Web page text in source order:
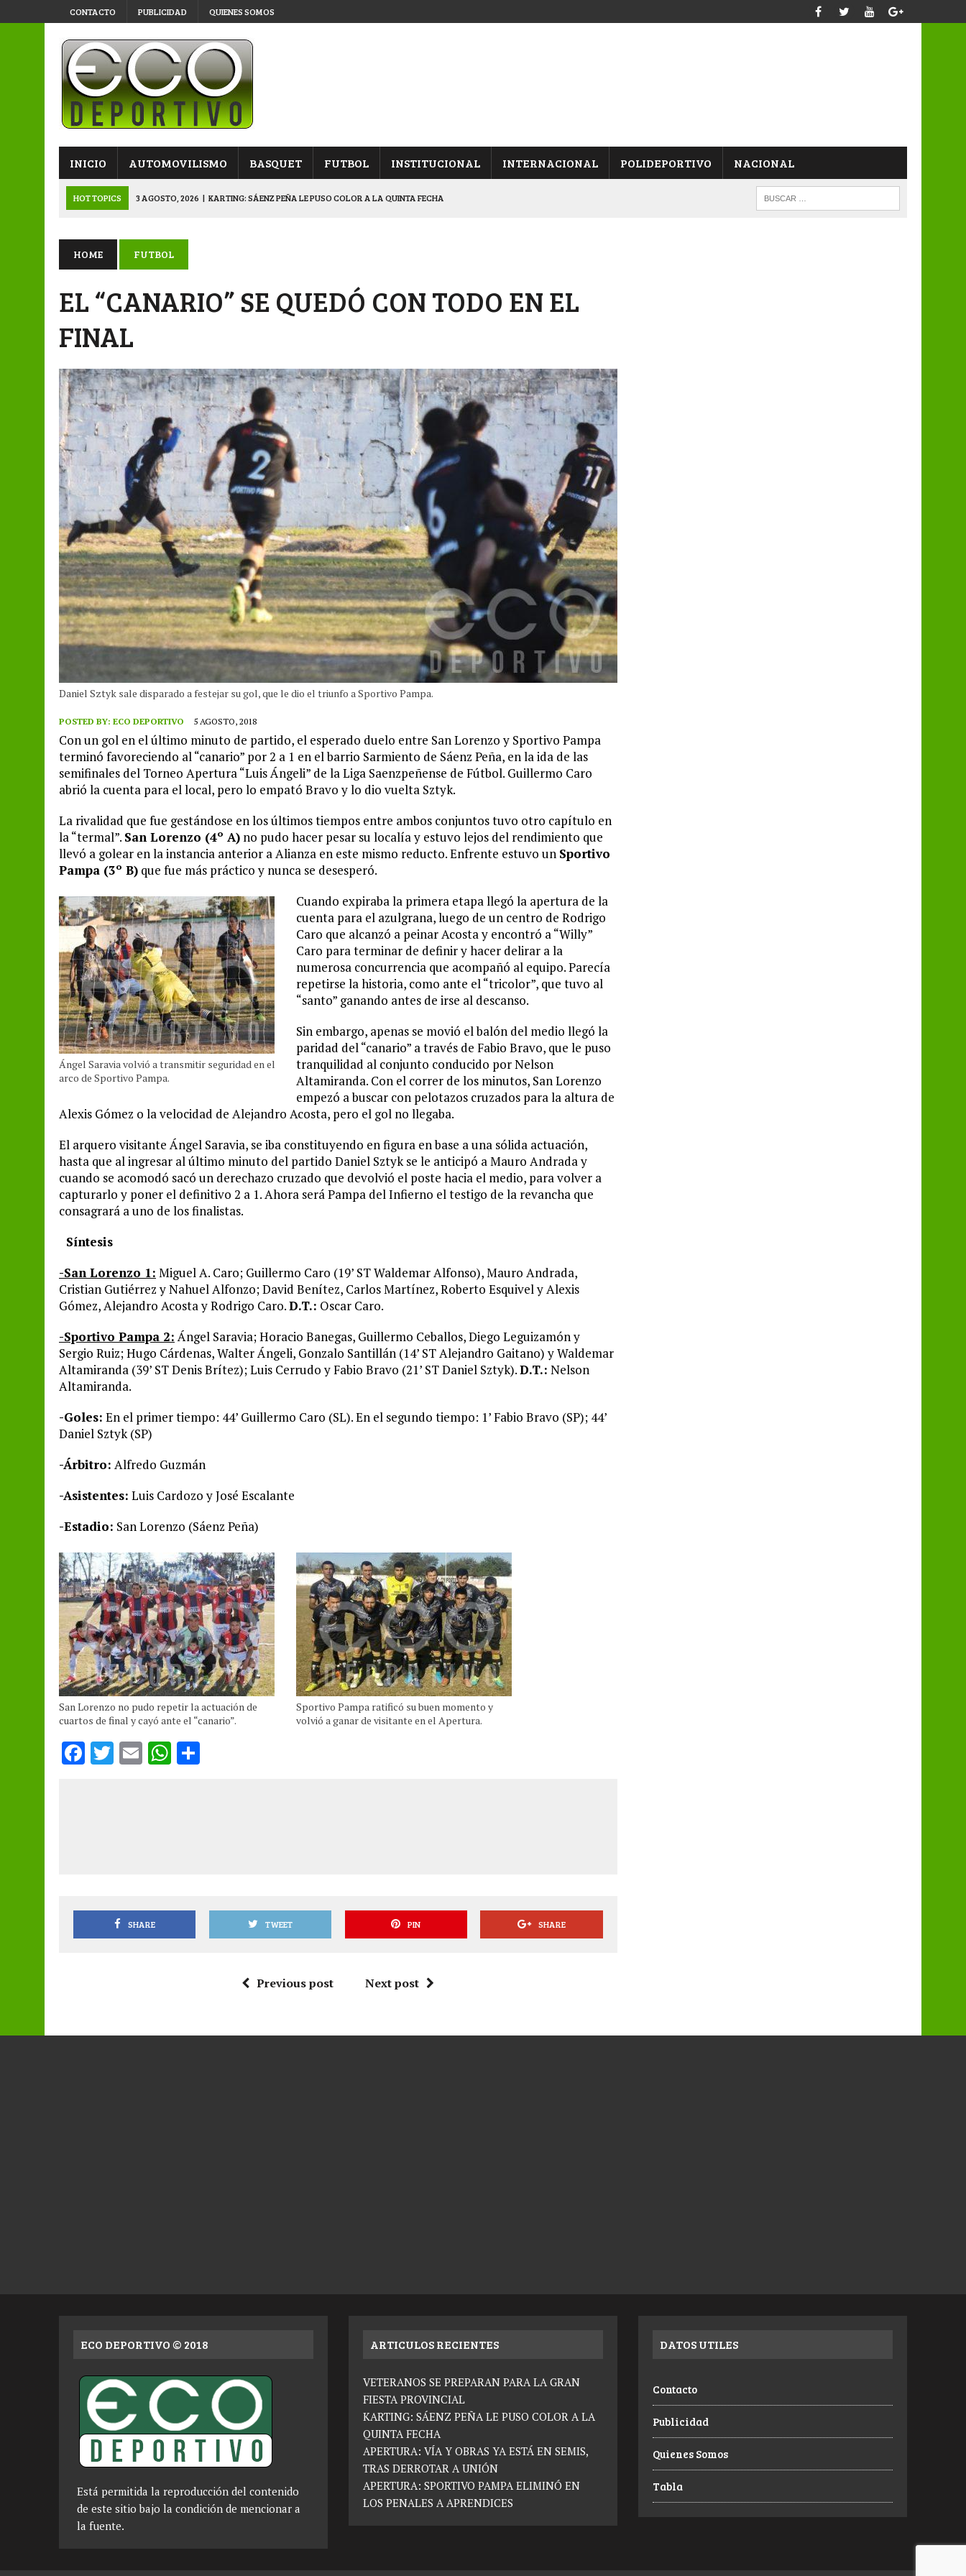
CONTACTO PUBLICIDAD QUIENES SOMOS
INICIO AUTOMOVILISMO BASQUET FUTBOL INSTITUCIONAL INTERNACIONAL POLIDEPORTIVO NACIONAL
HOT TOPICS 3 AGOSTO, 2026 | APERTURA: VÍA Y OBRAS YA ESTÁ EN SEMIS, TRAS DERROTAR A UNIÓN
4 AGOSTO, 2026 | VETERANOS SE PREPARAN PARA LA GRAN FIESTA PROVINCIAL
3 AGOSTO, 2026 KARTING: SÁENZ PEÑA LE PUSO COLOR A LA QUINTA FECHA
HOME FUTBOL
EL “CANARIO” SE QUEDÓ CON TODO EN EL
FINAL
Daniel Sztyk sale disparado a festejar su gol, que le dio el triunfo a Sportivo Pampa.
POSTED BY: ECO DEPORTIVO 5 AGOSTO, 2018
Con un gol en el último minuto de partido, el esperado duelo entre San Lorenzo y Sportivo Pampa
terminó favoreciendo al “canario” por 2 a 1 en el barrio Sarmiento de Sáenz Peña, en la ida de las
semifinales del Torneo Apertura “Luis Ángeli” de la Liga Saenzpeñense de Fútbol. Guillermo Caro
abrió la cuenta para el local, pero lo empató Bravo y lo dio vuelta Sztyk.
La rivalidad que fue gestándose en los últimos tiempos entre ambos conjuntos tuvo otro capítulo en
la “termal”. San Lorenzo (4º A) no pudo hacer pesar su localía y estuvo lejos del rendimiento que
llevó a golear en la instancia anterior a Alianza en este mismo reducto. Enfrente estuvo un Sportivo
Pampa (3º B) que fue más práctico y nunca se desesperó.
Ángel Saravia volvió a transmitir seguridad en el
arco de Sportivo Pampa.
Cuando expiraba la primera etapa llegó la apertura de la
cuenta para el azulgrana, luego de un centro de Rodrigo
Caro que alcanzó a peinar Acosta y encontró a “Willy”
Caro para terminar de definir y hacer delirar a la
numerosa concurrencia que acompañó al equipo. Parecía
repetirse la historia, como ante el “tricolor”, que tuvo al
“santo” ganando antes de irse al descanso.
Sin embargo, apenas se movió el balón del medio llegó la
paridad del “canario” a través de Fabio Bravo, que le puso
tranquilidad al conjunto conducido por Nelson
Altamiranda. Con el correr de los minutos, San Lorenzo
empezó a buscar con pelotazos cruzados para la altura de
Alexis Gómez o la velocidad de Alejandro Acosta, pero el gol no llegaba.
El arquero visitante Ángel Saravia, se iba constituyendo en figura en base a una sólida actuación,
hasta que al ingresar al último minuto del partido Daniel Sztyk se le anticipó a Mauro Andrada y
cuando se acomodó sacó un derechazo cruzado que devolvió el poste hacia el medio, para volver a
capturarlo y poner el definitivo 2 a 1. Ahora será Pampa del Infierno el testigo de la revancha que
consagrará a uno de los finalistas.
Síntesis
-San Lorenzo 1: Miguel A. Caro; Guillermo Caro (19’ ST Waldemar Alfonso), Mauro Andrada,
Cristian Gutiérrez y Nahuel Alfonzo; David Benítez, Carlos Martínez, Roberto Esquivel y Alexis
Gómez, Alejandro Acosta y Rodrigo Caro.D.T.: Oscar Caro.
-Sportivo Pampa 2:Ángel Saravia; Horacio Banegas, Guillermo Ceballos, Diego Leguizamón y
Sergio Ruiz; Hugo Cárdenas, Walter Ángeli, Gonzalo Santillán (14’ ST Alejandro Gaitano) y Waldemar
Altamiranda (39’ ST Denis Brítez); Luis Cerrudo y Fabio Bravo (21’ ST Daniel Sztyk).D.T.: Nelson
Altamiranda.
-Goles: En el primer tiempo: 44’ Guillermo Caro (SL). En el segundo tiempo: 1’ Fabio Bravo (SP); 44’
Daniel Sztyk (SP)
-Árbitro: Alfredo Guzmán
-Asistentes: Luis Cardozo y José Escalante
-Estadio: San Lorenzo (Sáenz Peña)
San Lorenzo no pudo repetir la actuación de
cuartos de final y cayó ante el “canario”.
Sportivo Pampa ratificó su buen momento y
volvió a ganar de visitante en el Apertura.
F T E W
SHARE TWEET PIN SHARE
Previous post Next post
ECO DEPORTIVO © 2018
Está permitida la reproducción del contenido
de este sitio bajo la condición de mencionar a
la fuente.
ARTICULOS RECIENTES
VETERANOS SE PREPARAN PARA LA GRAN
FIESTA PROVINCIAL
KARTING: SÁENZ PEÑA LE PUSO COLOR A LA
QUINTA FECHA
APERTURA: VÍA Y OBRAS YA ESTÁ EN SEMIS,
TRAS DERROTAR A UNIÓN
APERTURA: SPORTIVO PAMPA ELIMINÓ EN
LOS PENALES A APRENDICES
DATOS UTILES
Contacto
Publicidad
Quienes Somos
Tabla